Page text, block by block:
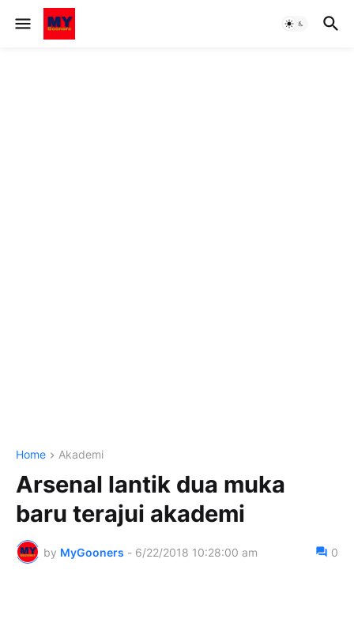
Home Akademi
Arsenal lantik dua muka
baru terajui akademi
by MyGooners - 6/22/2018 10:28:00 am 0